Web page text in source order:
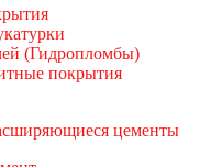
(Гидропломбы)
покрытия
цементы